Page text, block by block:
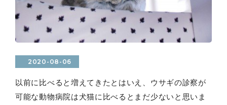
2020-08-06
以前に比べると増えてきたとはいえ、ウサギの診察が
可能な動物病院は犬猫に比べるとまだ少ないと思いま